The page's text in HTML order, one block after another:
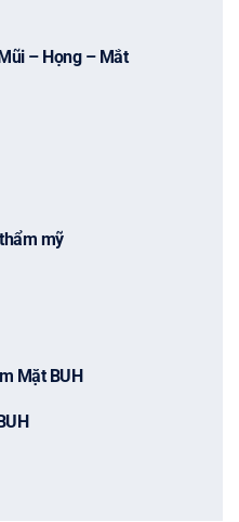
– Họng – Mắt
mỹ
Mặt BUH